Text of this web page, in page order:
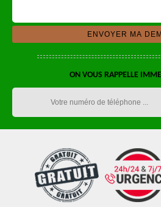
ON VOUS RAPPELLE